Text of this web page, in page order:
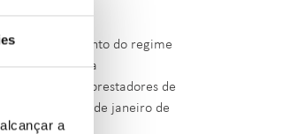
a
incumprimento do regime
estabelece a
de bens ou prestadores de
em 29 de janeiro de